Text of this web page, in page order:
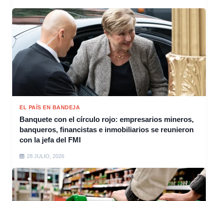
EL PAÍS EN BANDEJA
Banquete con el círculo rojo: empresarios mineros,
banqueros, financistas e inmobiliarios se reunieron
con la jefa del FMI
28 JULIO, 2026